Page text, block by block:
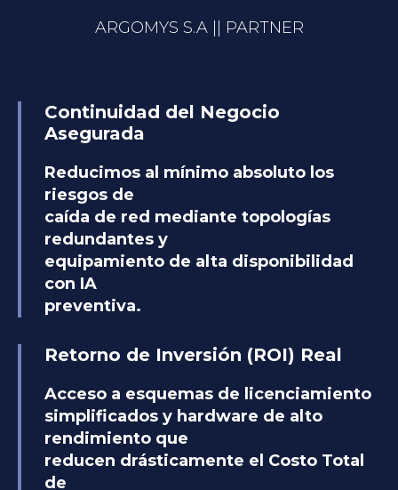
ARGOMYS S.A || PARTNER
Continuidad del Negocio
Asegurada
Reducimos al mínimo absoluto los
riesgos de
caída de red mediante topologías
redundantes y
equipamiento de alta disponibilidad
con IA
preventiva.
Retorno de Inversión (ROI) Real
Acceso a esquemas de licenciamiento
simplificados y hardware de alto
rendimiento que
reducen drásticamente el Costo Total
de